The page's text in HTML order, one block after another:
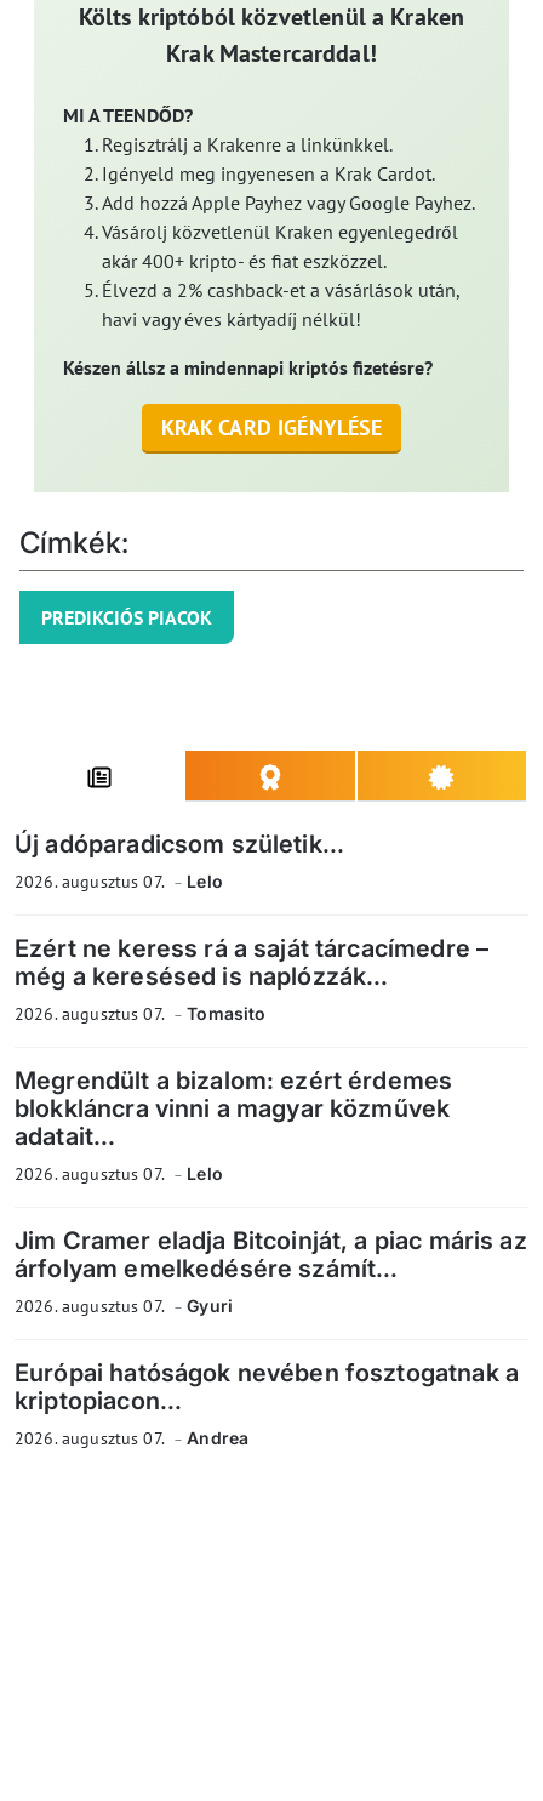
Költs kriptóból közvetlenül a Kraken
Krak Mastercarddal!
MI A TEENDŐD?
Regisztrálj a Krakenre a linkünkkel.
Igényeld meg ingyenesen a Krak Cardot.
Add hozzá Apple Payhez vagy Google Payhez.
Vásárolj közvetlenül Kraken egyenlegedről
akár 400+ kripto- és fiat eszközzel.
Élvezd a 2% cashback-et a vásárlások után,
havi vagy éves kártyadíj nélkül!
Készen állsz a mindennapi kriptós fizetésre?
KRAK CARD IGÉNYLÉSE
Címkék:
PREDIKCIÓS PIACOK
Új adóparadicsom születik...
2026. augusztus 07. Lelo
Ezért ne keress rá a saját tárcacímedre –
még a keresésed is naplózzák...
2026. augusztus 07. Tomasito
Megrendült a bizalom: ezért érdemes
blokkláncra vinni a magyar közművek
adatait...
2026. augusztus 07. Lelo
Jim Cramer eladja Bitcoinját, a piac máris az
árfolyam emelkedésére számít...
2026. augusztus 07. Gyuri
Európai hatóságok nevében fosztogatnak a
kriptopiacon...
2026. augusztus 07. Andrea